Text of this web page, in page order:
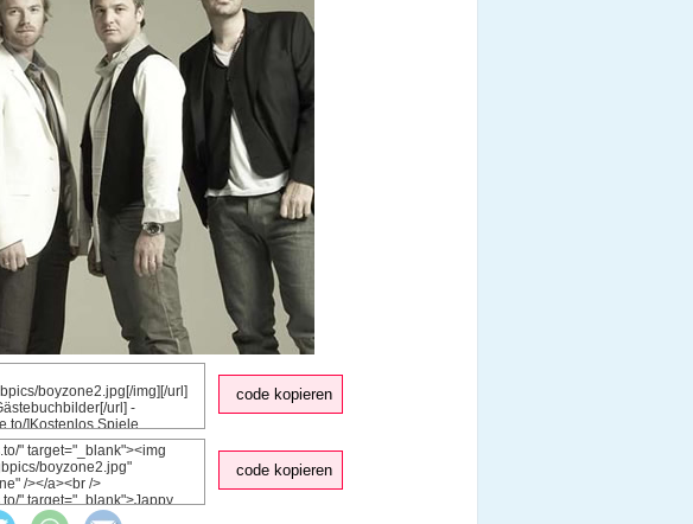
code kopieren
code kopieren